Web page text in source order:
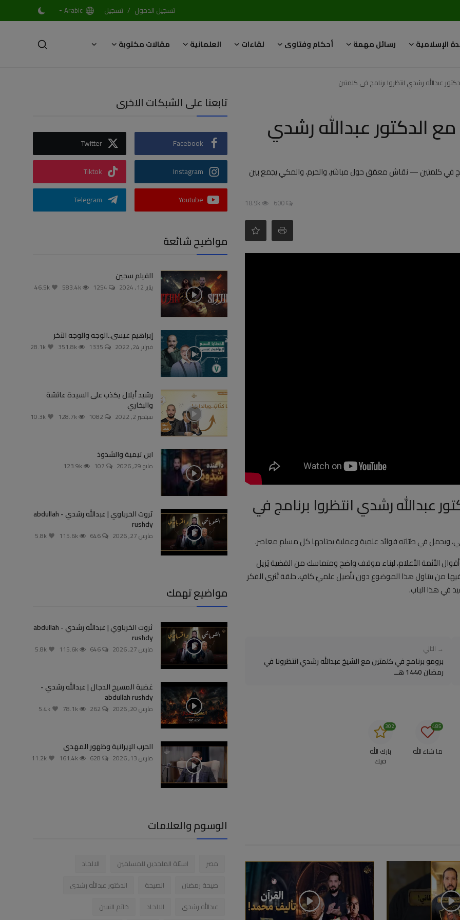
تسجيل الدخول / تسجيل Arabic
الإسلامية رسائل مهمة أحكام وفتاوى لقاءات العلمانية
مقالات مكتوبة
عبدالله رشدي انتظروا برنامج في كلمتين
الدكتور عبدالله رشدي
في كلمتين — نقاش معمّق حول مباشر، والحرم، والمكي يجمع بين
600
18.9k
عبدالله رشدي انتظروا برنامج في
ويحمل في طيّاته فوائد علمية وعملية يحتاجها كل مسلم معاصر.
الأئمة الأعلام، لبناء موقف واضح ومتماسك من القضية يُزيل
فيها من يتناول هذا الموضوع دون تأصيل علميّ كافٍ. حلقة تُثري الفكر
في هذا الباب.
→ التالي
برومو برنامج في كلمتين مع الشيخ عبدالله رشدي انتظرونا في
رمضان 1440 هــ
ما شاء الله
485
بارك الله
فيك
302
تابعنا على الشبكات الاخرى
Facebook
Twitter
Instagram
Tiktok
Youtube
Telegram
مواضيح شائعة
الفيلم سجين
يناير 12, 2024 1254
583.4k
إبراهيم عيسى..الوجه والوجه الآخر
فبراير 24, 2022 1335
351.8k
رشيد أيلال يكذب على السيدة عائشة
والبخاري
سبتمبر 2, 2022 1082
128.7k
ابن تيمية والشذوذ
مايو 29, 2026 107
123.9k
ثروت الخرباوي | عبدالله رشدي - abdullah
rushdy
مارس 27, 2026 646
115.6k
مواضيع تهمك
ثروت الخرباوي | عبدالله رشدي - abdullah
rushdy
مارس 27, 2026 646
115.6k
غضبة المسيخ الدجال | عبدالله رشدي -
abdullah rushdy
مارس 20, 2026 262
78.1k
الحرب الإيرانية وظهور المهدي
مارس 13, 2026 628
161.4k
الوسوم والعلامات
مصر اسئلة الملحدين للمسلمين
الالحاد
صيحة رمضان
الصيحة
الدكتور عبدالله رشدى
عبدالله رشدى
الالحاد
خاتم النبيين